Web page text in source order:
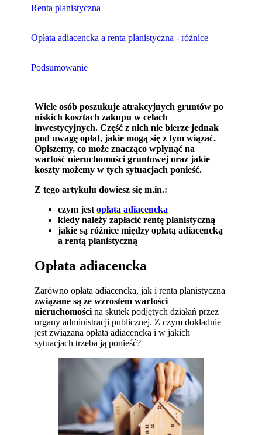
Renta planistyczna
Opłata adiacencka a renta planistyczna - różnice
Podsumowanie
Wiele osób poszukuje atrakcyjnych gruntów po
niskich kosztach zakupu w celach
inwestycyjnych. Część z nich nie bierze jednak
pod uwagę opłat, jakie mogą się z tym wiązać.
Opiszemy, co może znacząco wpłynąć na
wartość nieruchomości gruntowej oraz jakie
koszty możemy w tych sytuacjach ponieść.
Z tego artykułu dowiesz się m.in.:
czym jestopłata adiacencka
kiedy należy zapłacić rentę planistyczną
jakie są różnice między opłatą adiacencką
a rentą planistyczną
Opłata adiacencka
Zarówno opłata adiacencka, jak i renta planistyczna
związane są ze wzrostem wartości
nieruchomości na skutek podjętych działań przez
organy administracji publicznej. Z czym dokładnie
jest związana opłata adiacencka i w jakich
sytuacjach trzeba ją ponieść?